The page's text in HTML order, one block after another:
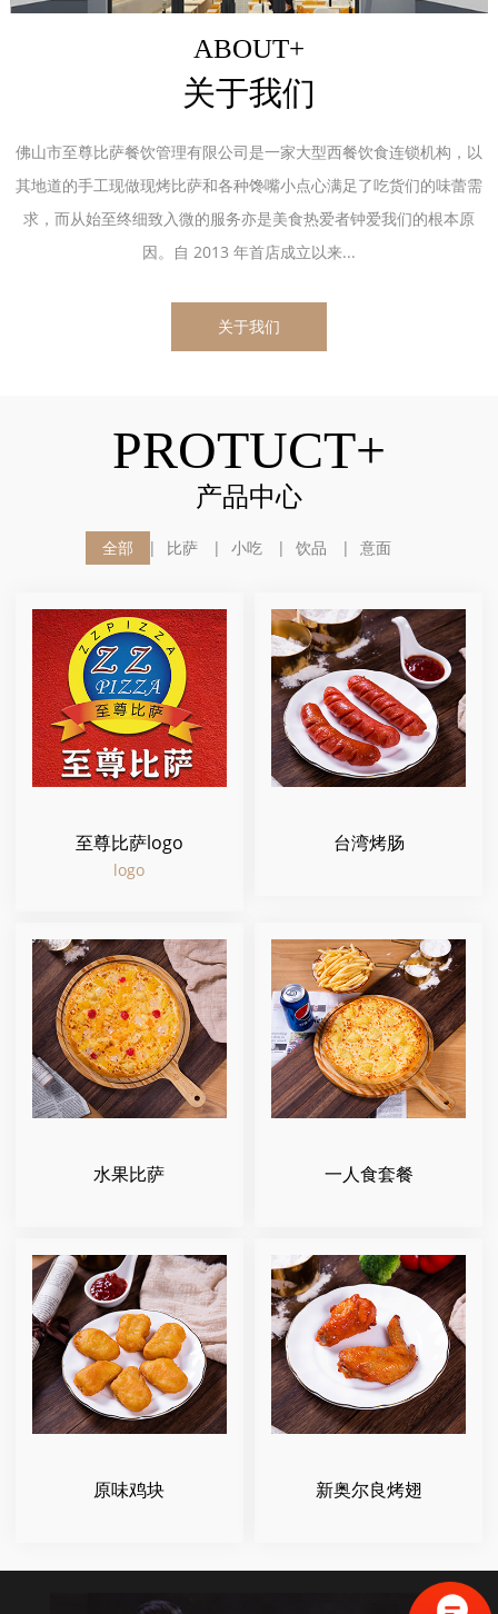
ABOUT+
关于我们
佛山市至尊比萨餐饮管理有限公司是一家大型西餐饮食连锁机构，以
其地道的手工现做现烤比萨和各种馋嘴小点心满足了吃货们的味蕾需
求，而从始至终细致入微的服务亦是美食热爱者钟爱我们的根本原
因。自 2013 年首店成立以来...
关于我们
PROTUCT+
产品中心
全部 比萨 小吃 饮品 意面
至尊比萨logo
logo
台湾烤肠
水果比萨 一人食套餐
原味鸡块 新奥尔良烤翅